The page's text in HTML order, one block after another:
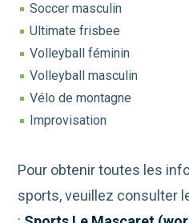
Soccer masculin
Ultimate frisbee
Volleyball féminin
Volleyball masculin
Vélo de montagne
Improvisation
Pour obtenir toutes les
sports, veuillez consulter